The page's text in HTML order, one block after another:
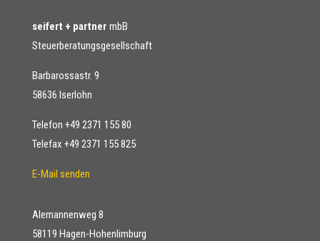
seifert + partner mbB
Steuerberatungsgesellschaft
Barbarossastr. 9
58636 Iserlohn
Telefon +49 2371 155 80
Telefax +49 2371 155 825
E-Mail senden
Alemannenweg 8
58119 Hagen-Hohenlimburg